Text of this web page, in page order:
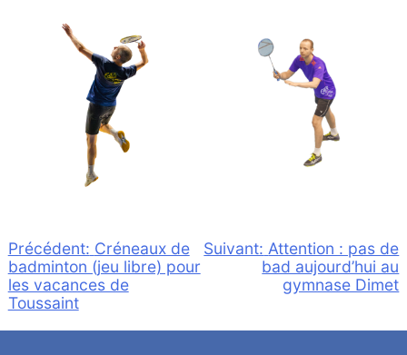
Navigation
de
l’article
Précédent: Créneaux de
badminton (jeu libre) pour
les vacances de
Toussaint
Suivant: Attention : pas de
bad aujourd’hui au
gymnase Dimet